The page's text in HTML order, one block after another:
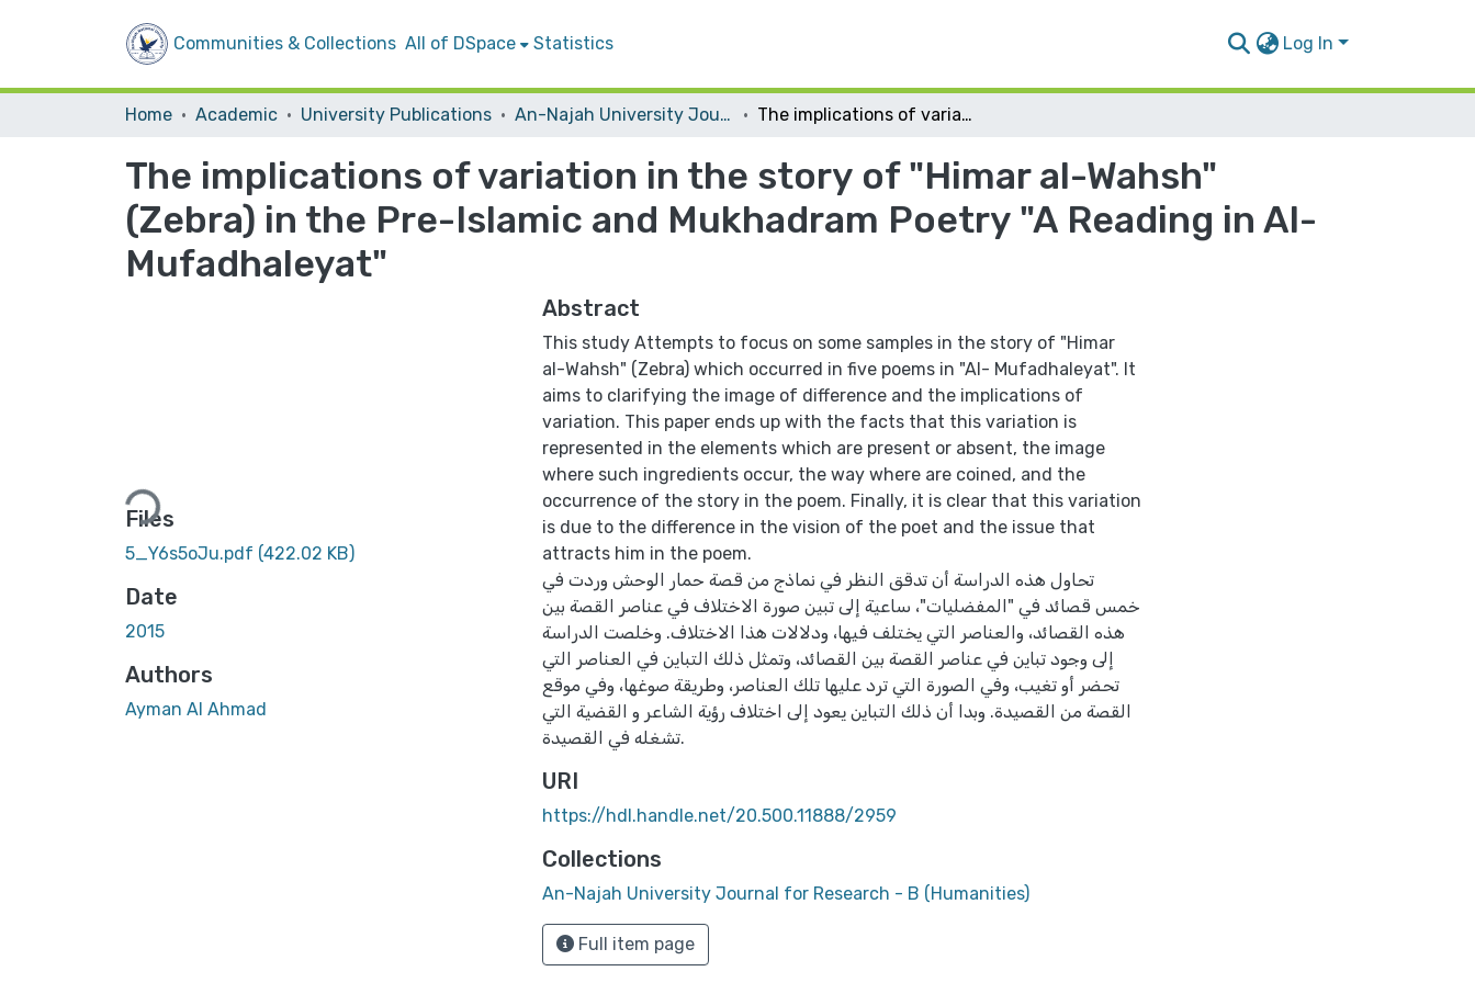
Communities & Collections All of DSpace Statistics Log In
Home Academic University Publications An-Najah University Journal for Research - B (Humanities) The implications of variation in the story of "Himar al-Wahsh" (Zebra) in the Pre-Islamic and Mukhadram Poetry "A Reading in Al- Mufadhaleyat"
The implications of variation in the story of "Himar al-Wahsh"
(Zebra) in the Pre-Islamic and Mukhadram Poetry "A Reading in Al-
Mufadhaleyat"
Loading...
Files
5_Y6s5oJu.pdf (422.02 KB)
Date
2015
Authors
Ayman Al Ahmad
Abstract
This study Attempts to focus on some samples in the story of "Himar
al-Wahsh" (Zebra) which occurred in five poems in "Al- Mufadhaleyat". It
aims to clarifying the image of difference and the implications of
variation. This paper ends up with the facts that this variation is
represented in the elements which are present or absent, the image
where such ingredients occur, the way where are coined, and the
occurrence of the story in the poem. Finally, it is clear that this variation
is due to the difference in the vision of the poet and the issue that
attracts him in the poem.
تحاول هذه الدراسة أن تدقق النظر في نماذج من قصة حمار الوحش وردت في
خمس قصائد في "المفضليات"، ساعية إلى تبين صورة الاختلاف في عناصر القصة بين
هذه القصائد، والعناصر التي يختلف فيها، ودلالات هذا الاختلاف. وخلصت الدراسة
إلى وجود تباين في عناصر القصة بين القصائد، وتمثل ذلك التباين في العناصر التي
تحضر أو تغيب، وفي الصورة التي ترد عليها تلك العناصر، وطريقة صوغها، وفي موقع
القصة من القصيدة. وبدا أن ذلك التباين يعود إلى اختلاف رؤية الشاعر و القضية التي
تشغله في القصيدة.
URI
https://hdl.handle.net/20.500.11888/2959
Collections
An-Najah University Journal for Research - B (Humanities)
Full item page